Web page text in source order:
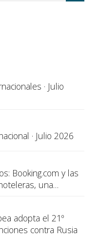
· Julio
· Julio 2026
Booking.com y las
una
adopta el 21º
contra Rusia